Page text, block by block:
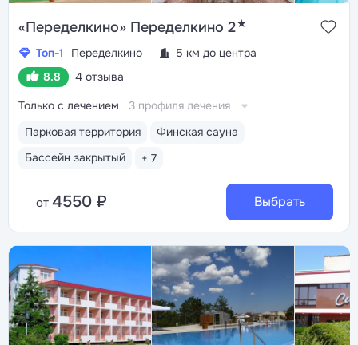
«Переделкино» Переделкино 2★
Топ-1 Переделкино
5 км до центра
8.8
4 отзыва
Парковая территория
Финская сауна
Бассейн закрытый
+ 7
Только с лечением 3 профиля лечения
от 4550 ₽ Выбрать